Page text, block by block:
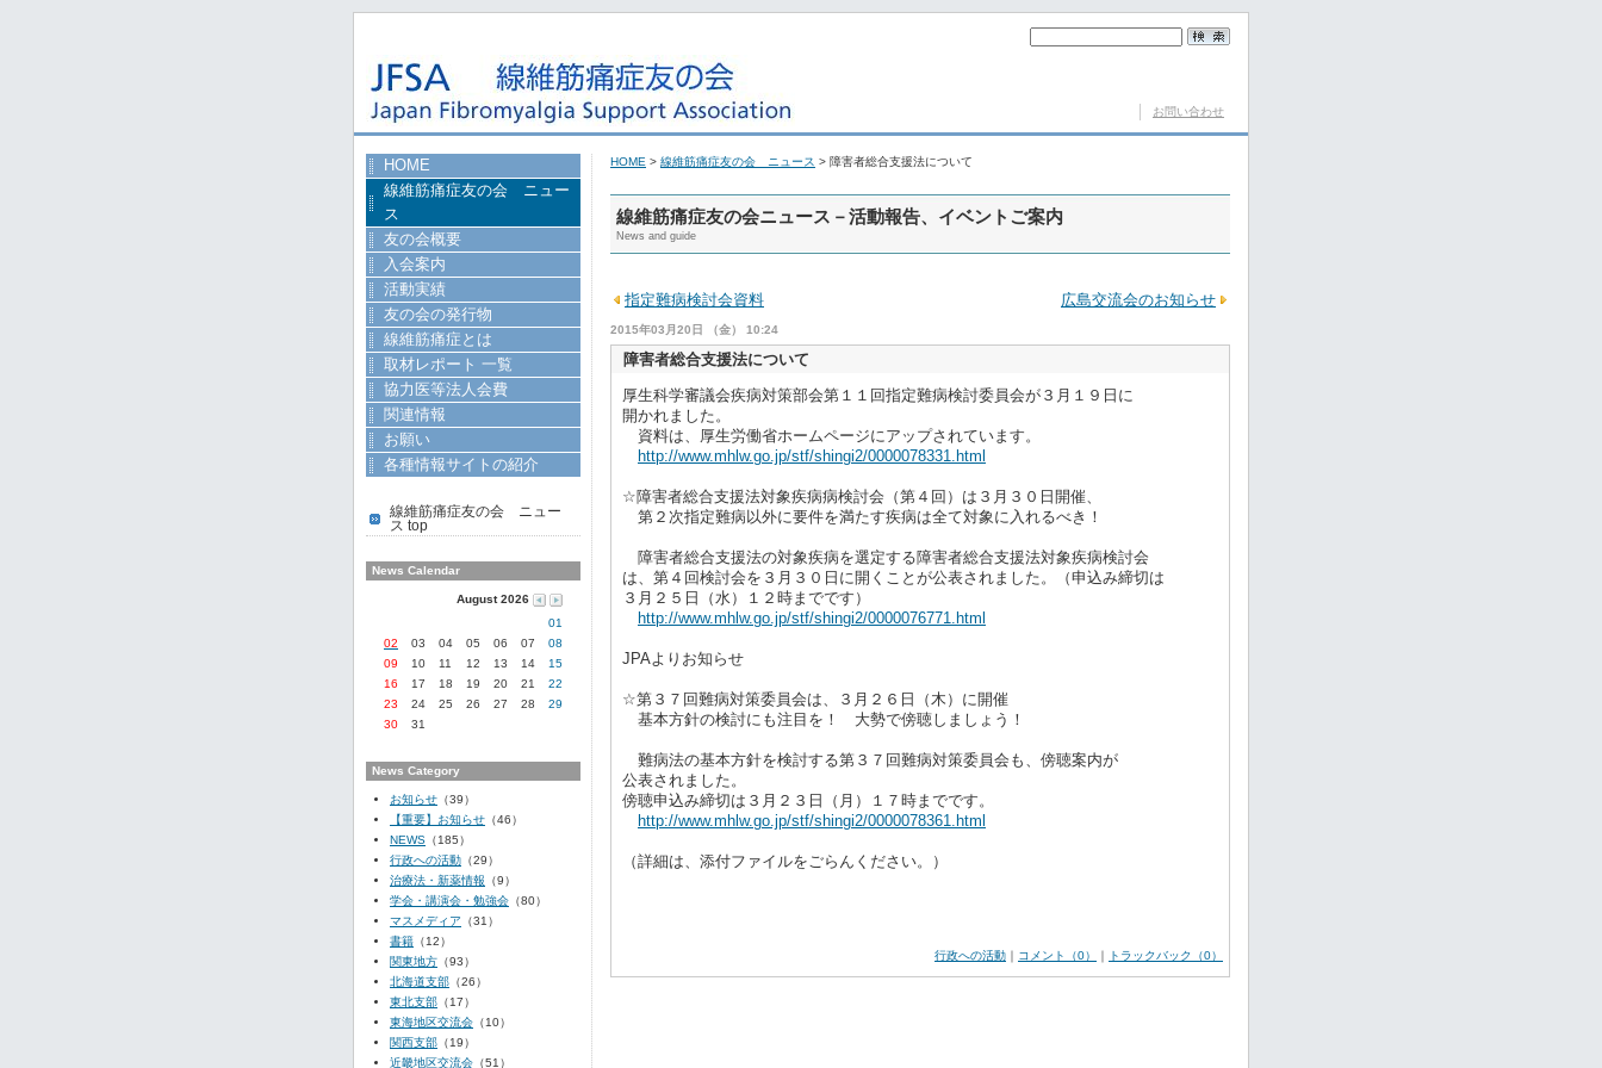
お問い合わせ
HOME > 線維筋痛症友の会 ニュース > 障害者総合支援法について
線維筋痛症友の会ニュース－活動報告、イベントご案内
News and guide
指定難病検討会資料 広島交流会のお知らせ
2015年03月20日 （金） 10:24
障害者総合支援法について
厚生科学審議会疾病対策部会第１１回指定難病検討委員会が３月１９日に
開かれました。
資料は、厚生労働省ホームページにアップされています。
http://www.mhlw.go.jp/stf/shingi2/0000078331.html
☆障害者総合支援法対象疾病病検討会（第４回）は３月３０日開催、
第２次指定難病以外に要件を満たす疾病は全て対象に入れるべき！
障害者総合支援法の対象疾病を選定する障害者総合支援法対象疾病検討会
は、第４回検討会を３月３０日に開くことが公表されました。（申込み締切は
３月２５日（水）１２時までです）
http://www.mhlw.go.jp/stf/shingi2/0000076771.html
JPAよりお知らせ
☆第３７回難病対策委員会は、３月２６日（木）に開催
基本方針の検討にも注目を！ 大勢で傍聴しましょう！
難病法の基本方針を検討する第３７回難病対策委員会も、傍聴案内が
公表されました。
傍聴申込み締切は３月２３日（月）１７時までです。
http://www.mhlw.go.jp/stf/shingi2/0000078361.html
（詳細は、添付ファイルをごらんください。）
行政への活動 ｜ コメント（0） ｜ トラックバック（0）
HOME
線維筋痛症友の会 ニュー
ス
友の会概要
入会案内
活動実績
友の会の発行物
線維筋痛症とは
取材レポート 一覧
協力医等法人会費
関連情報
お願い
各種情報サイトの紹介
線維筋痛症友の会 ニュー
ス top
News Calendar
August 2026
01
02
03 04 05 06 07
08
09
10 11 12 13 14
15
16
17 18 19 20 21
22
23
24 25 26 27 28
29
30
31
News Category
お知らせ （39）
【重要】お知らせ （46）
NEWS （185）
行政への活動 （29）
治療法・新薬情報 （9）
学会・講演会・勉強会 （80）
マスメディア （31）
書籍 （12）
関東地方 （93）
北海道支部 （26）
東北支部 （17）
東海地区交流会 （10）
関西支部 （19）
近畿地区交流会 （51）